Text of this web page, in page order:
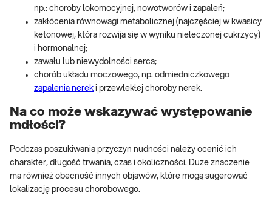
np.: choroby lokomocyjnej, nowotworów i zapaleń;
zakłócenia równowagi metabolicznej (najczęściej w kwasicy
ketonowej, która rozwija się w wyniku nieleczonej cukrzycy)
i hormonalnej;
zawału lub niewydolności serca;
chorób układu moczowego, np. odmiedniczkowego
zapalenia nerek i przewlekłej choroby nerek.
Na co może wskazywać występowanie
mdłości?
Podczas poszukiwania przyczyn nudności należy ocenić ich
charakter, długość trwania, czas i okoliczności. Duże znaczenie
ma również obecność innych objawów, które mogą sugerować
lokalizację procesu chorobowego.